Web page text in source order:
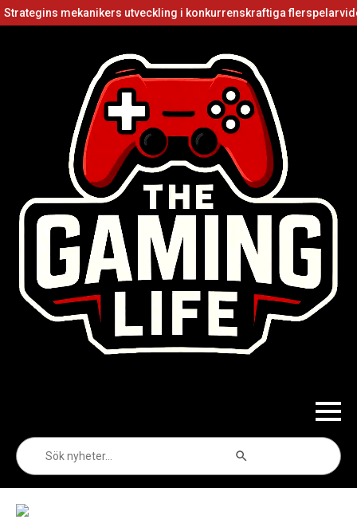
mekanikers utveckling i konkurrenskraftiga flerspelarvideospel
efter: